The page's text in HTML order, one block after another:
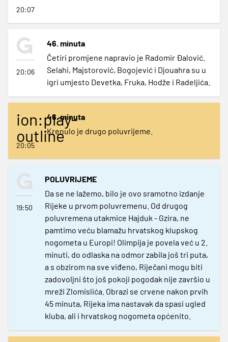
20:07
20:06
46. minuta
Četiri promjene napravio je Radomir Đalović.
Selahi, Majstorović, Bogojević i Djouahra su u
igri umjesto Devetka, Fruka, Hodže i Radeljića.
ion:play-
outline
20:05
46. minuta
Krenulo je drugo poluvrijeme.
19:50
POLUVRIJEME
Da se ne lažemo, bilo je ovo sramotno izdanje
Rijeke u prvom poluvremenu. Od drugog
poluvremena utakmice Hajduk - Gzira, ne
pamtimo veću blamažu hrvatskog klupskog
nogometa u Europi! Olimpija je povela već u 2.
minuti, do odlaska na odmor zabila još tri puta,
a s obzirom na sve viđeno, Riječani mogu biti
zadovoljni što još pokoji pogodak nije završio u
mreži Zlomislića. Obrazi se crvene nakon prvih
45 minuta, Rijeka ima nastavak da spasi ugled
kluba, ali i hrvatskog nogometa općenito.